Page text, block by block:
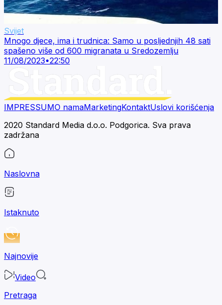
Svijet
Mnogo djece, ima i trudnica: Samo u posljednjih 48 sati
spašeno više od 600 migranata u Sredozemlju
11/08/2023•22:50
IMPRESSUMO namaMarketingKontaktUslovi korišćenja
2020 Standard Media d.o.o. Podgorica. Sva prava
zadržana
Naslovna
Istaknuto
Najnovije
Video
Pretraga